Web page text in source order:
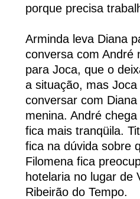
porque precisa
Arminda leva Diana
conversa com André
para Joca, que o
a situação, mas
conversar com
menina. André
fica mais tranqüila.
fica na dúvida sobre
Filomena fica
hotelaria no lugar de
Ribeirão do Tempo.